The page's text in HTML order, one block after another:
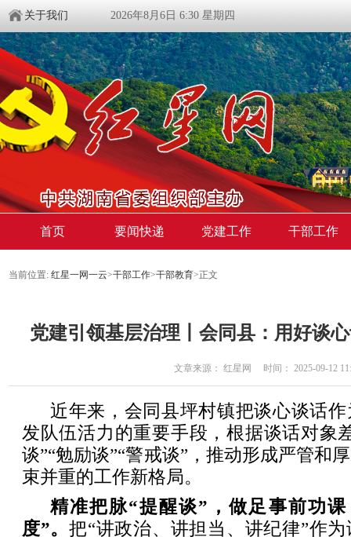
关于我们 2026年8月6日 6:30 星期四
首页 要闻快递 党建工作 干部工作
当前位置: 红星一网一云>干部工作>干部教育>正文
党建引领基层治理丨会同县：用好谈
文章来源： 红星网 时间： 2025-09-12
近年来，会同县坪村镇把谈心谈话
发队伍活力的重要手段，根据谈话对象
谈”“勉励谈”“警戒谈”，推动形成严管和
束并重的工作新格局。
精准把脉“提醒谈”，做足事前功
度”。把“讲政治、讲担当、讲纪律”作